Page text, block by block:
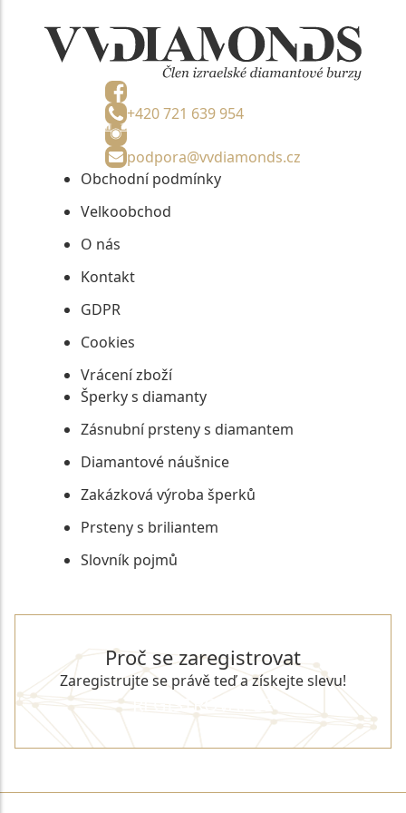
+420 721 639 954
podpora@vvdiamonds.cz
Obchodní podmínky
Velkoobchod
O nás
Kontakt
GDPR
Cookies
Vrácení zboží
Šperky s diamanty
Zásnubní prsteny s diamantem
Diamantové náušnice
Zakázková výroba šperků
Prsteny s briliantem
Slovník pojmů
Proč se zaregistrovat
Zaregistrujte se právě teď a získejte slevu!
REGISTROVAT SE